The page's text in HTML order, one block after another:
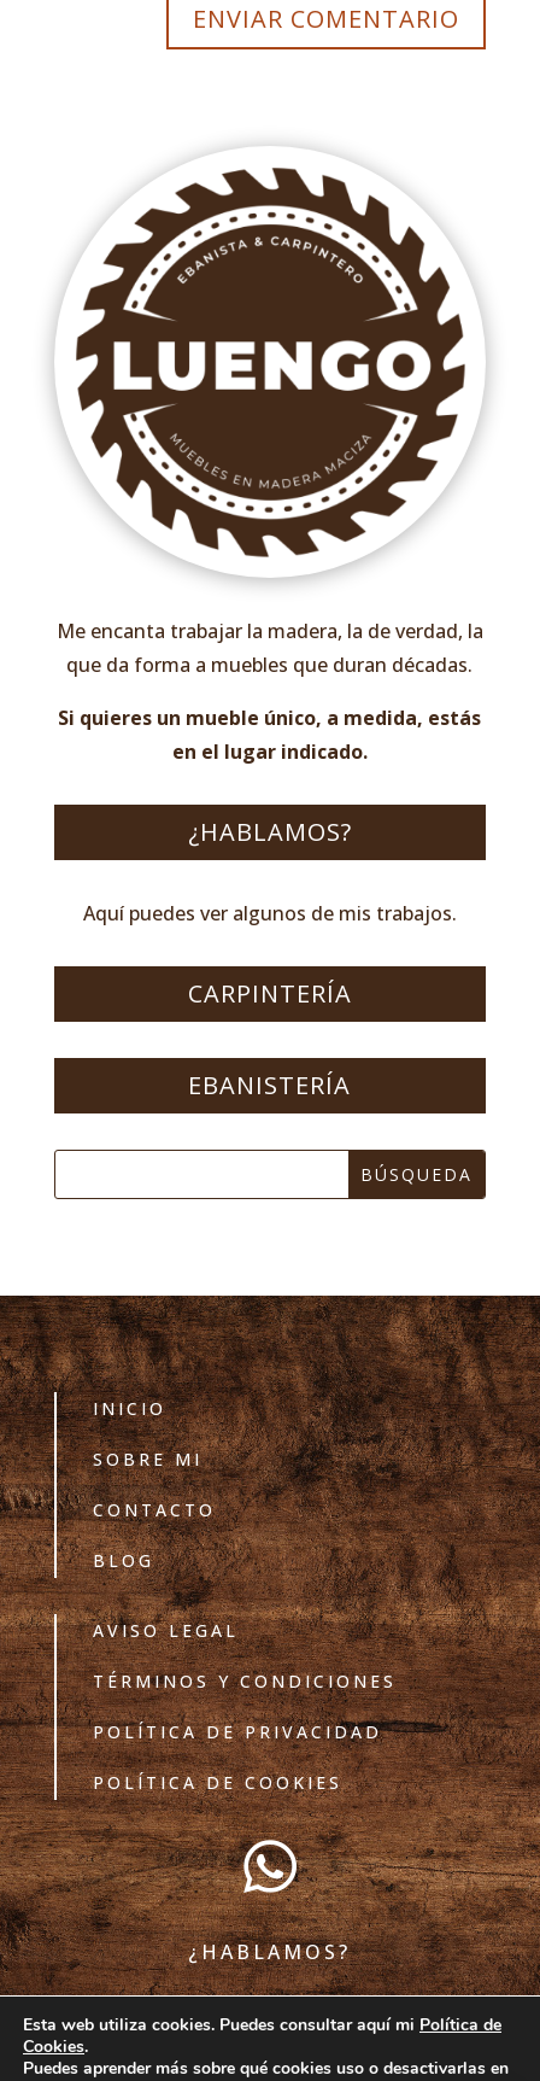
ENVIAR COMENTARIO
Me encanta trabajar la madera, la de verdad, la
que da forma a muebles que duran décadas.
Si quieres un mueble único, a medida, estás
en el lugar indicado.
¿HABLAMOS?
Aquí puedes ver algunos de mis trabajos.
CARPINTERÍA
EBANISTERÍA
INICIO
SOBRE MI
CONTACTO
BLOG
AVISO LEGAL
TÉRMINOS Y CONDICIONES
POLÍTICA DE PRIVACIDAD
POLÍTICA DE COOKIES

¿HABLAMOS?
COMPARTE CON ATRIBUCIÓN | TODOS LOS
Esta web utiliza cookies. Puedes consultar aquí mi Política de
Cookies.
Puedes aprender más sobre qué cookies uso o desactivarlas en